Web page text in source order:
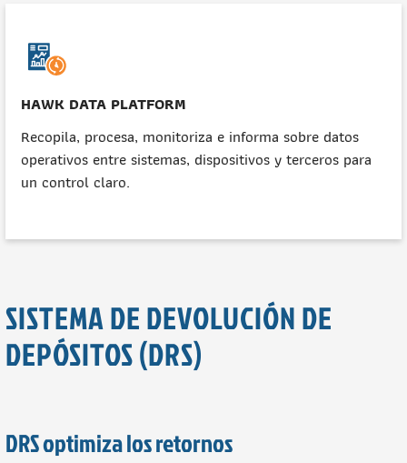
HAWK DATA PLATFORM
Recopila, procesa, monitoriza e informa sobre datos
operativos entre sistemas, dispositivos y terceros para
un control claro.
SISTEMA DE DEVOLUCIÓN DE
DEPÓSITOS (DRS)
DRS optimiza los retornos